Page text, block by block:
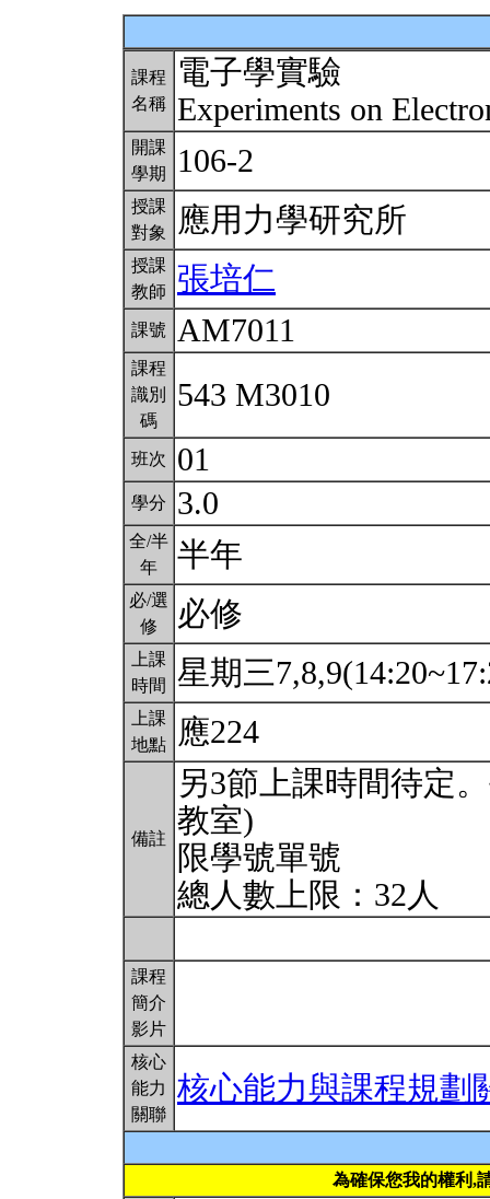
課程
名稱
電子學實驗
Experiments on
開課
學期
106-2
授課
對象
應用力學研究所
授課
教師
張培仁
課號 AM7011
課程
識別
碼
543 M3010
班次 01
學分 3.0
全/半
年
半年
必/選
修
必修
上課
時間
星期三
上課
地點
應224
備註
另3節上課時間待定
教室)
限學號單號
總人數上限：32人
課程
簡介
影片
核心
能力
關聯
核心能力與課程規劃
為確保您我的權利,